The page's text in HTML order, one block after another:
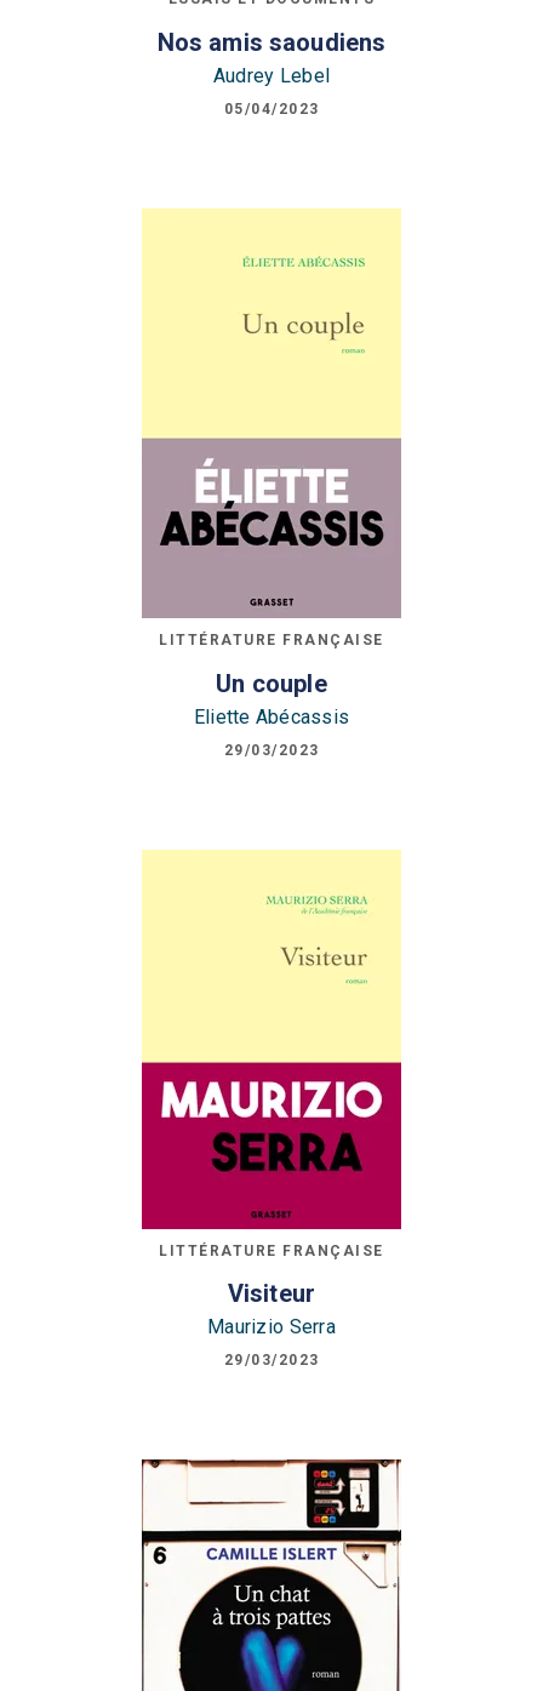
Nos amis saoudiens
Audrey Lebel
05/04/2023
LITTÉRATURE FRANÇAISE
Un couple
Eliette Abécassis
29/03/2023
LITTÉRATURE FRANÇAISE
Visiteur
Maurizio Serra
29/03/2023